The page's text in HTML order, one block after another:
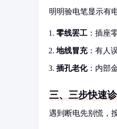
明明验电笔显示有
零线罢工 ：插座
地线冒充：有人
插孔老化：内部
三、三步快速
遇到断电先别慌，